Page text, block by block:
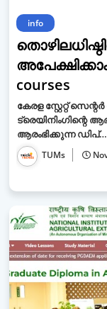
info
courses
കേരള സ്റ്റേറ്റ്
ആരംഭിക്കുന്ന ഡിപ്…
TUMs